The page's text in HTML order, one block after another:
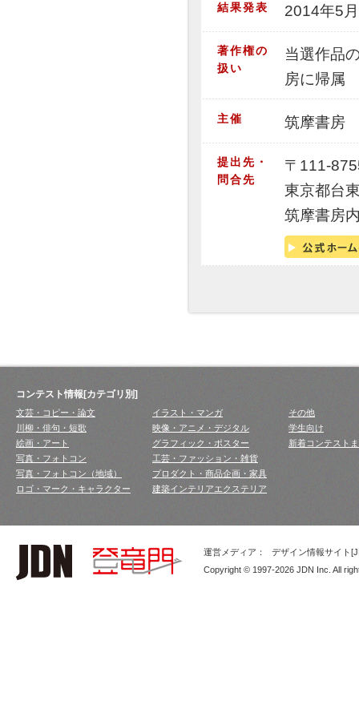
結果発表 2014年5
著作権の
扱い
当選作品
房に帰属
主催 筑摩書房
提出先・
問合先
〒111-
東京都台
筑摩書房
コンテスト情報[カテゴリ別]
文芸・コピー・論文
川柳・俳句・短歌
絵画・アート
写真・フォトコン
写真・フォトコン（地域）
ロゴ・マーク・キャラクター
イラスト・マンガ
映像・アニメ・デジタル
グラフィック・ポスター
工芸・ファッション・雑貨
プロダクト・商品企画・家具
建築インテリアエクステリア
その他
学生向け
新着コンテスト
運営メディア：
デザイン情報サイト
Copyright © 1997-2026 JDN Inc. All